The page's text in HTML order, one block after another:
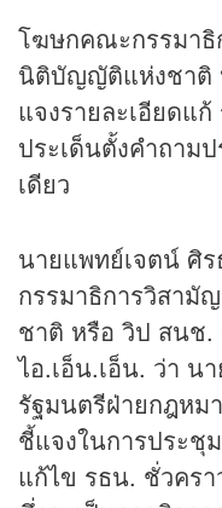
โฆษกคณะกรรมาธิ
นิติบัญญัติแห่งชาติ
แจงรายละเอียดแ
ประเด็นตั้งคำถาม
เดียว
นายแพทย์เจตน์ ศิ
กรรมาธิการวิสา
ชาติ หรือ วิป สนช.
ไอ.เอ็น.เอ็น. ว่า น
รัฐมนตรีฝ่ายกฎหม
ชี้แจงในการประชุ
แก้ไข รธน. ชั่วคร